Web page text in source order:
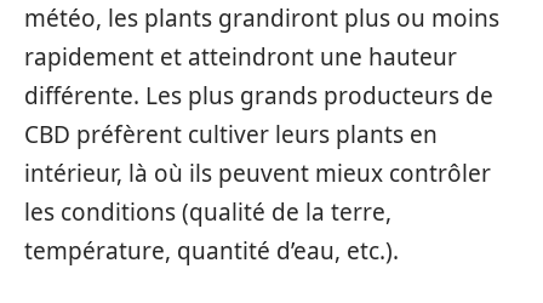
météo, les plants grandiront plus ou moins
rapidement et atteindront une hauteur
différente. Les plus grands producteurs de
CBD préfèrent cultiver leurs plants en
intérieur, là où ils peuvent mieux contrôler
les conditions (qualité de la terre,
température, quantité d’eau, etc.).